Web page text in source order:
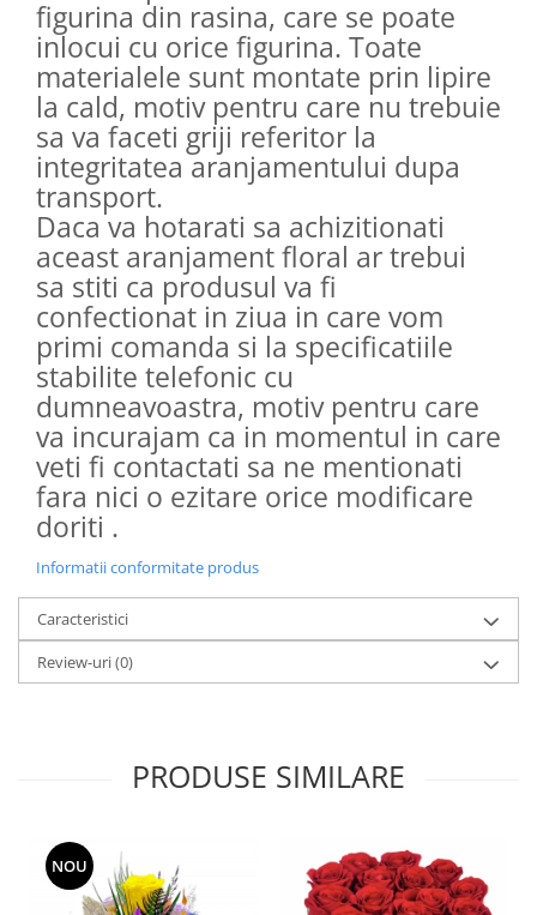
figurina din rasina, care se poate
inlocui cu orice figurina. Toate
materialele sunt montate prin lipire
la cald, motiv pentru care nu trebuie
sa va faceti griji referitor la
integritatea aranjamentului dupa
transport.
Daca va hotarati sa achizitionati
aceast aranjament floral ar trebui
sa stiti ca produsul va fi
confectionat in ziua in care vom
primi comanda si la specificatiile
stabilite telefonic cu
dumneavoastra, motiv pentru care
va incurajam ca in momentul in care
veti fi contactati sa ne mentionati
fara nici o ezitare orice modificare
doriti .
Informatii conformitate produs
Caracteristici
Review-uri(0)
PRODUSE SIMILARE
NOU